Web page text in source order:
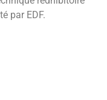
par EDF.